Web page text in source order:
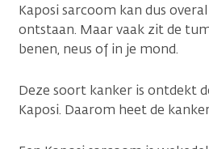
Kaposi sarcoom kan dus
ontstaan. Maar vaak zit de
benen, neus of in je mond.
Deze soort kanker is ontdekt
Kaposi. Daarom heet de